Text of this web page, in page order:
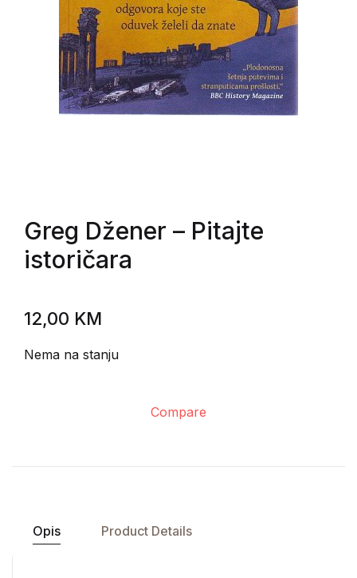
Greg Džener – Pitajte
istoričara
12,00 KM
Nema na stanju
Compare
Opis Product Details